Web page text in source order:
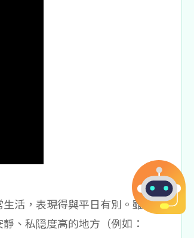
活，表現得與平日有別。雖
、私隠度高的地方（例如：